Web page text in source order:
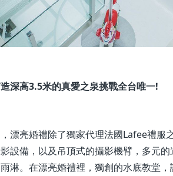
深高3.5米的真愛之泉挑戰全台唯一!
漂亮婚禮除了獨家代理法國Lafee禮服
設備，以及吊頂式的攝影機臂，多元
淋。在漂亮婚禮裡，獨創的水底教堂